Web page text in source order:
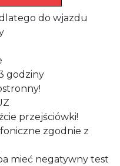
do wjazdu
godziny
przejściówki!
zgodnie z
mieć negatywny test